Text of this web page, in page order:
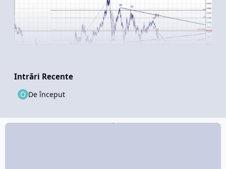
După cum se poate observa, în anul 2016, consideram că triunghiul
Intrări Recente
De început